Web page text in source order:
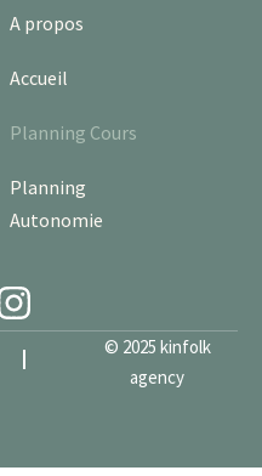
A propos
Accueil
Planning Cours
Planning
Autonomie
© 2025 kinfolk
agency